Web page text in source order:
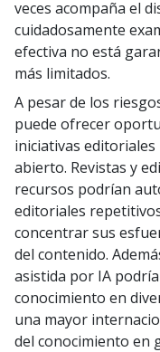
veces acompaña el
cuidadosamente
efectiva no está
más limitados.
A pesar de los
puede ofrecer
iniciativas editoriales
abierto. Revistas y
recursos podrían
editoriales
concentrar sus
del contenido.
asistida por IA
conocimiento en
una mayor
del conocimiento en